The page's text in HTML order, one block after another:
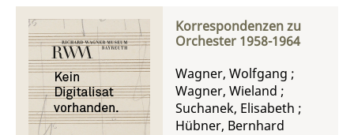
Korrespondenzen zu
Orchester 1958-1964
Wagner, Wolfgang ;
Wagner, Wieland ;
Suchanek, Elisabeth ;
Hübner, Bernhard